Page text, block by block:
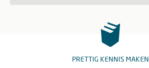
PRETTIG KENNIS MAKEN